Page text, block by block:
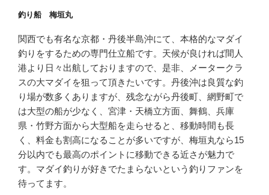
釣り船 梅垣丸
関西でも有名な京都・丹後半島沖にて、本格的なマダイ
釣りをするための専門仕立船です。天候が良ければ間人
港より日々出航しておりますので、是非、メータークラ
スの大マダイを狙って頂きたいです。丹後沖は良質な釣
り場が数多くありますが、残念ながら丹後町、網野町で
は大型の船が少なく、宮津・天橋立方面、舞鶴、兵庫
県・竹野方面から大型船を走らせると、移動時間も長
く、料金も割高になることが多いですが、梅垣丸なら15
分以内でも最高のポイントに移動できる近さが魅力で
す。マダイ釣りが好きでたまらないという釣りファンを
待ってます。